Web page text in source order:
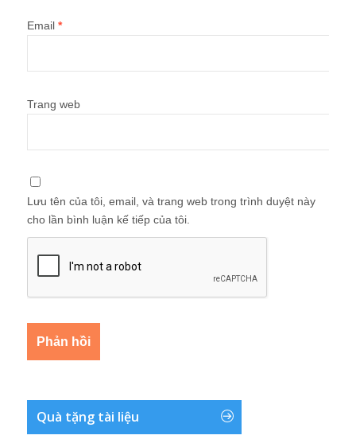
Email *
Trang web
Lưu tên của tôi, email, và trang web trong trình duyệt này
cho lần bình luận kế tiếp của tôi.
Quà tặng tài liệu